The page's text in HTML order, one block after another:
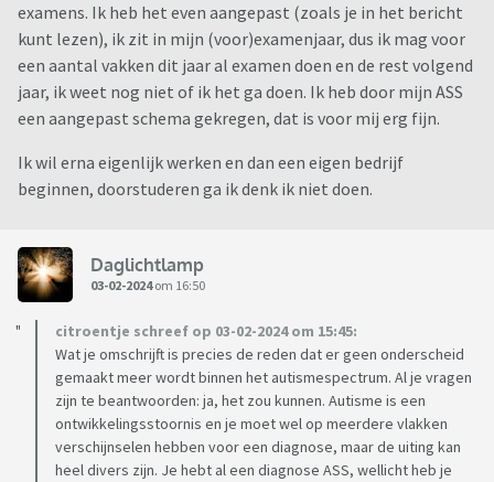
examens. Ik heb het even aangepast (zoals je in het bericht
kunt lezen), ik zit in mijn (voor)examenjaar, dus ik mag voor
een aantal vakken dit jaar al examen doen en de rest volgend
jaar, ik weet nog niet of ik het ga doen. Ik heb door mijn ASS
een aangepast schema gekregen, dat is voor mij erg fijn.
Ik wil erna eigenlijk werken en dan een eigen bedrijf
beginnen, doorstuderen ga ik denk ik niet doen.
Daglichtlamp
03-02-2024om 16:50
citroentje schreef op 03-02-2024 om 15:45:
Wat je omschrijft is precies de reden dat er geen onderscheid
gemaakt meer wordt binnen het autismespectrum. Al je vragen
zijn te beantwoorden: ja, het zou kunnen. Autisme is een
ontwikkelingsstoornis en je moet wel op meerdere vlakken
verschijnselen hebben voor een diagnose, maar de uiting kan
heel divers zijn. Je hebt al een diagnose ASS, wellicht heb je